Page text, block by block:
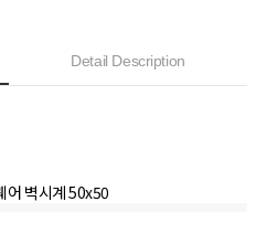
Detail Description
어 벽시계 50x50